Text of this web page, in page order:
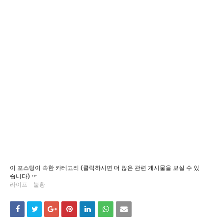
이 포스팅이 속한 카테고리 (클릭하시면 더 많은 관련 게시물을 보실 수 있
습니다) ☞
라이프
불황